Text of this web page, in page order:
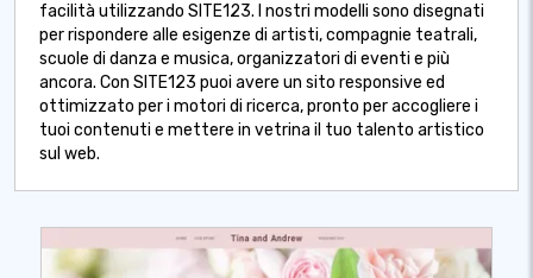
facilità utilizzando SITE123. I nostri modelli sono disegnati
per rispondere alle esigenze di artisti, compagnie teatrali,
scuole di danza e musica, organizzatori di eventi e più
ancora. Con SITE123 puoi avere un sito responsive ed
ottimizzato per i motori di ricerca, pronto per accogliere i
tuoi contenuti e mettere in vetrina il tuo talento artistico
sul web.